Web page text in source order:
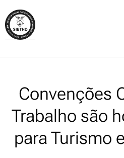
Convenções
Trabalho são
para Turismo